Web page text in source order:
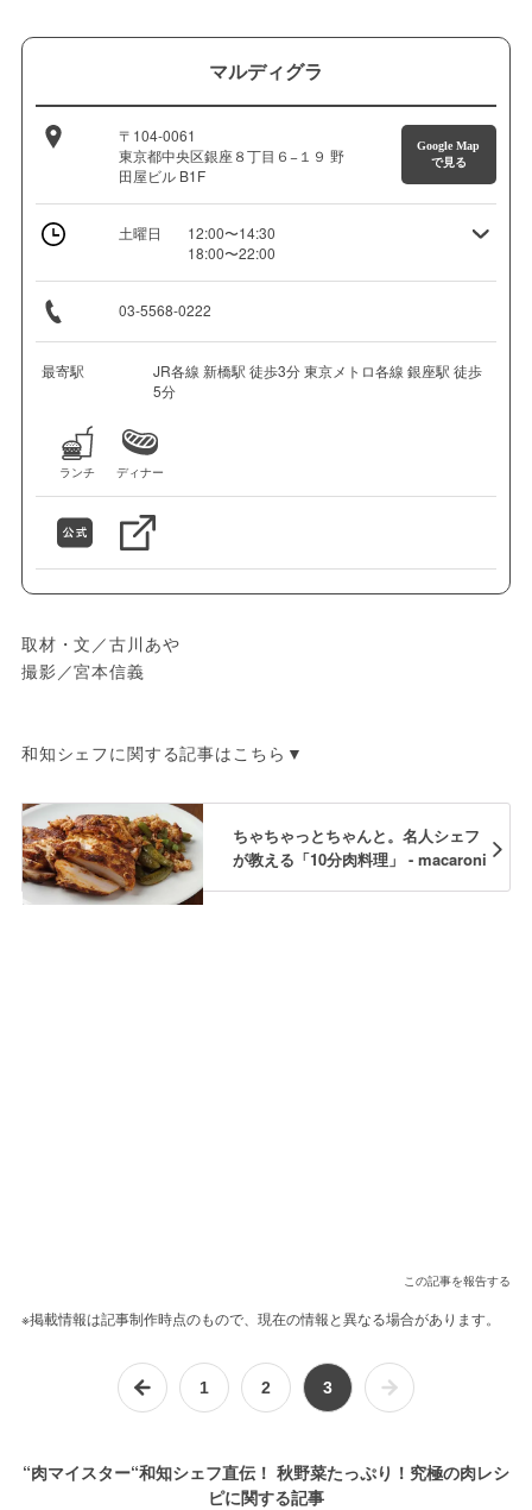
マルディグラ
〒104-0061
東京都中央区銀座８丁目６−１９ 野
田屋ビル B1F
Google Map
で見る
土曜日
12:00〜14:30
18:00〜22:00
03-5568-0222
最寄駅
JR各線 新橋駅 徒歩3分 東京メトロ各線 銀座駅 徒歩
5分
ランチ ディナー
取材・文／古川あや
撮影／宮本信義
和知シェフに関する記事はこちら▼
ちゃちゃっとちゃんと。名人シェフ
が教える「10分肉料理」 - macaroni
この記事を報告する
※掲載情報は記事制作時点のもので、現在の情報と異なる場合があります。
1 2 3
“肉マイスター“和知シェフ直伝！ 秋野菜たっぷり！究極の肉レシ
ピに関する記事